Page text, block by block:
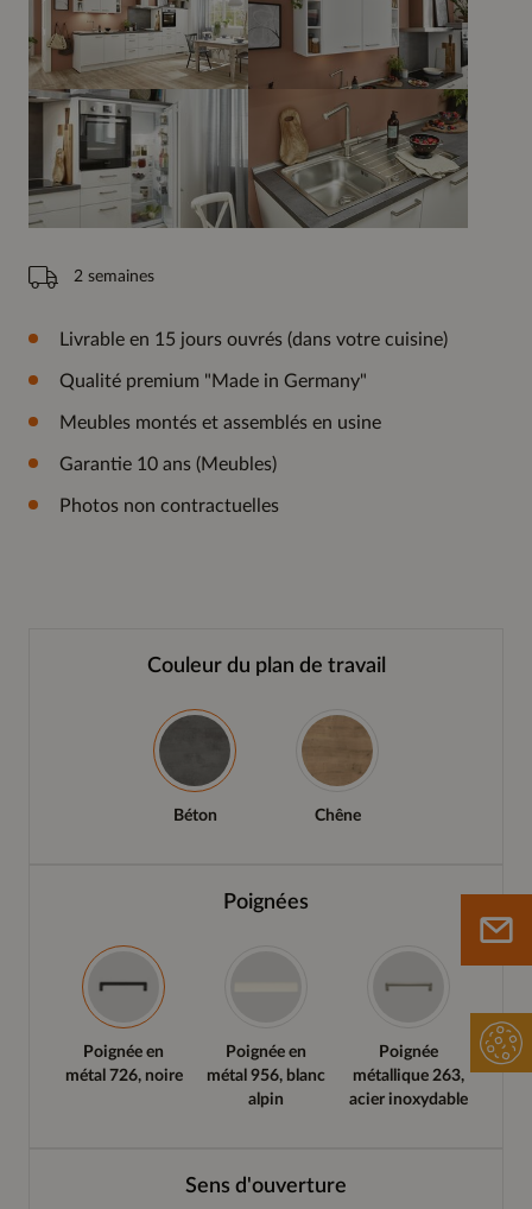
2 semaines
Livrable en 15 jours ouvrés (dans votre cuisine)
Qualité premium "Made in Germany"
Meubles montés et assemblés en usine
Garantie 10 ans (Meubles)
Photos non contractuelles
Couleur du plan de travail
Béton Chêne
Poignées
Poignée en
métal 726, noire
Poignée en
métal 956, blanc
alpin
Poignée
métallique 263,
acier inoxydable
Sens d'ouverture